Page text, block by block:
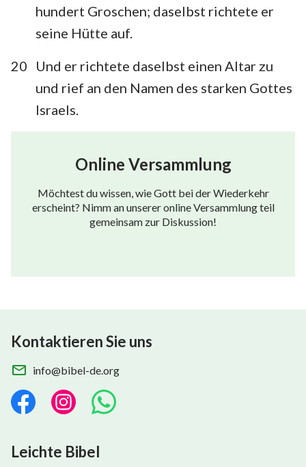
hundert Groschen; daselbst richtete er
seine Hütte auf.
20
Und er richtete daselbst einen Altar zu
und rief an den Namen des starken Gottes
Israels.
Online Versammlung
Möchtest du wissen, wie Gott bei der Wiederkehr
erscheint? Nimm an unserer online Versammlung teil
gemeinsam zur Diskussion!
Kontaktieren Sie uns
info@bibel-de.org
Leichte Bibel